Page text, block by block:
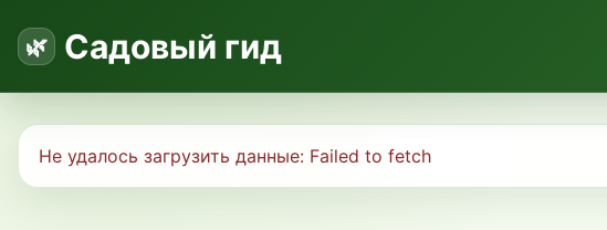
Садовый гид
Не удалось загрузить данные: Failed to fetch